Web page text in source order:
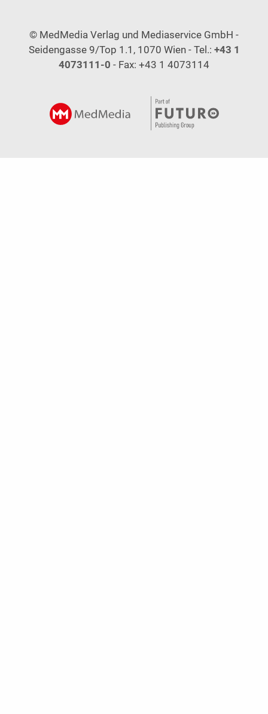
© MedMedia Verlag und Mediaservice GmbH -
Seidengasse 9/Top 1.1, 1070 Wien - Tel.: +43 1
4073111-0 - Fax: +43 1 4073114